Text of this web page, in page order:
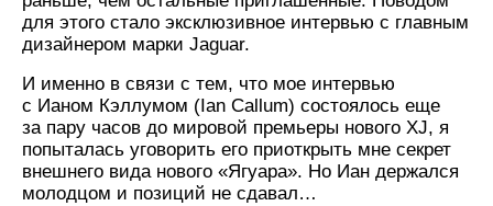
для этого стало эксклюзивное интервью с главным
дизайнером марки Jaguar.
И именно в связи с тем, что мое интервью
с Ианом Кэллумом (Ian Callum) состоялось еще
за пару часов до мировой премьеры нового XJ, я
попыталась уговорить его приоткрыть мне секрет
внешнего вида нового «Ягуара». Но Иан держался
молодцом и позиций не сдавал…